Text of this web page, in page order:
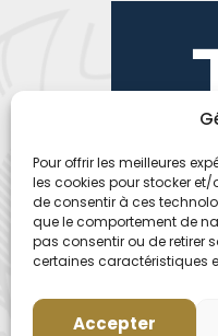
Pour offrir les meilleures
les cookies pour stocker
de consentir à ces
que le comportement de
pas consentir ou de retirer
certaines caractéristiques
Accepter